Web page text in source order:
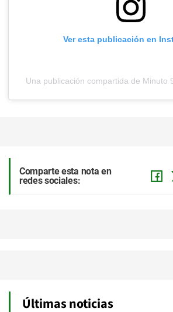
Ver esta publicación en
Una publicación compartida de Minuto
Comparte esta nota en
redes sociales:
Últimas noticias